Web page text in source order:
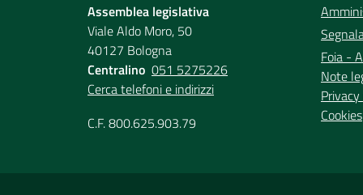
Assemblea legislativa
Viale Aldo Moro, 50
40127 Bologna
Centralino 051 5275226
Cerca telefoni e indirizzi
C.F. 800.625.903.79
Foia -
Note
Cookies